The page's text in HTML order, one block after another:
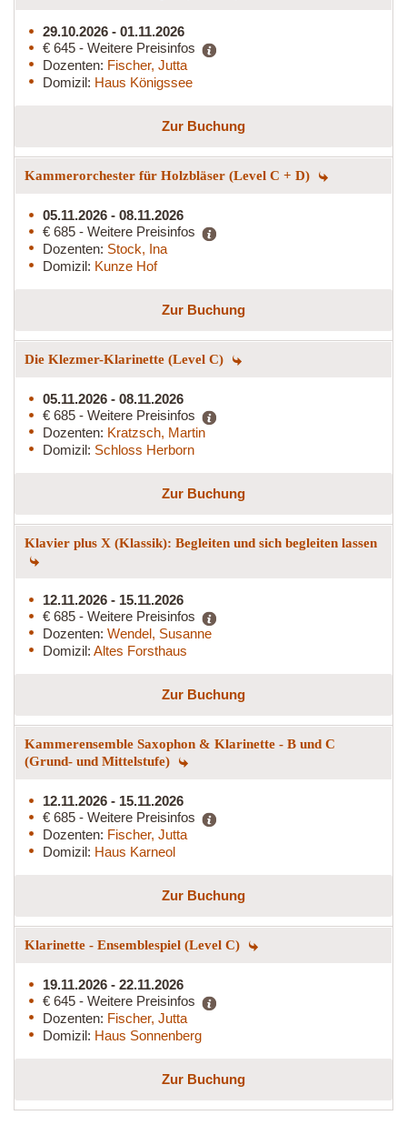
29.10.2026 - 01.11.2026
€ 645 - Weitere Preisinfos
Dozenten: Fischer, Jutta
Domizil: Haus Königssee
Zur Buchung
Kammerorchester für Holzbläser (Level C + D)
05.11.2026 - 08.11.2026
€ 685 - Weitere Preisinfos
Dozenten: Stock, Ina
Domizil: Kunze Hof
Zur Buchung
Die Klezmer-Klarinette (Level C)
05.11.2026 - 08.11.2026
€ 685 - Weitere Preisinfos
Dozenten: Kratzsch, Martin
Domizil: Schloss Herborn
Zur Buchung
Klavier plus X (Klassik): Begleiten und sich begleiten lassen
12.11.2026 - 15.11.2026
€ 685 - Weitere Preisinfos
Dozenten: Wendel, Susanne
Domizil: Altes Forsthaus
Zur Buchung
Kammerensemble Saxophon & Klarinette - B und C
(Grund- und Mittelstufe)
12.11.2026 - 15.11.2026
€ 685 - Weitere Preisinfos
Dozenten: Fischer, Jutta
Domizil: Haus Karneol
Zur Buchung
Klarinette - Ensemblespiel (Level C)
19.11.2026 - 22.11.2026
€ 645 - Weitere Preisinfos
Dozenten: Fischer, Jutta
Domizil: Haus Sonnenberg
Zur Buchung